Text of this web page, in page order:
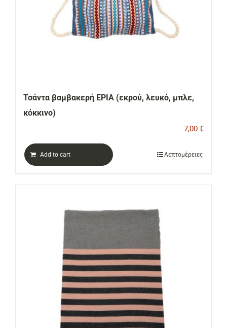
Τσάντα βαμβακερή ΕΡΙΑ (εκρού, λευκό, μπλε,
κόκκινο)
7,00 €
Add to cart Λεπτομέρειες